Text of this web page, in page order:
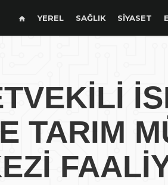
YEREL SAĞLIK SIYASET
TARIM